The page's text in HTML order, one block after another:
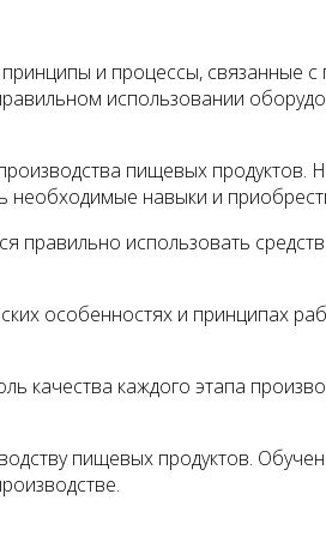
и процессы, связанные с
использовании
пищевых продуктов.
необходимые навыки и
правильно использовать
особенностях и принципах
качества каждого этапа
пищевых продуктов.